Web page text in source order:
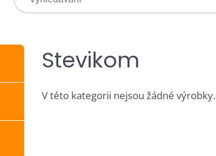
Stevikom
V této kategorii nejsou žádné výrobky.